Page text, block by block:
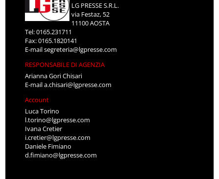
LG PRESSE S.R.L.
via Festaz, 52
11100 AOSTA
Tel: 0165.231711
Fax: 0165.1820141
E-mailsegreteria@lgpresse.com
RESPONSABILE DI AGENZIA
Arianna Gori Chisari
E-maila.chisari@lgpresse.com
Account
Luca Torino
l.torino@lgpresse.com
Ivana Cretier
i.cretier@lgpresse.com
Daniele Fimiano
d.fimiano@lgpresse.com